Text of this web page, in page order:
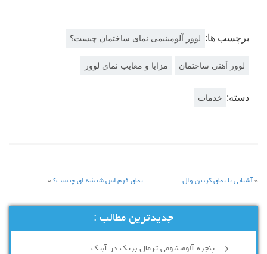
برچسب ها: لوور آلومینیمی نمای ساختمان چیست؟
لوور آهنی ساختمان مزایا و معایب نمای لوور
دسته: خدمات
« آشنایی با نمای کرتین وال نمای فرم لس شیشه ای چیست؟»
جدیدترین مطالب :
پنجره آلومینیومی ترمال بریک در آبیک